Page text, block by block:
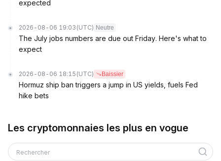
expected
2026-08-06 19:03 (UTC) Neutre
The July jobs numbers are due out Friday. Here's what to
expect
2026-08-06 18:15 (UTC) Baissier
Hormuz ship ban triggers a jump in US yields, fuels Fed
hike bets
Les cryptomonnaies les plus en vogue
Rechercher